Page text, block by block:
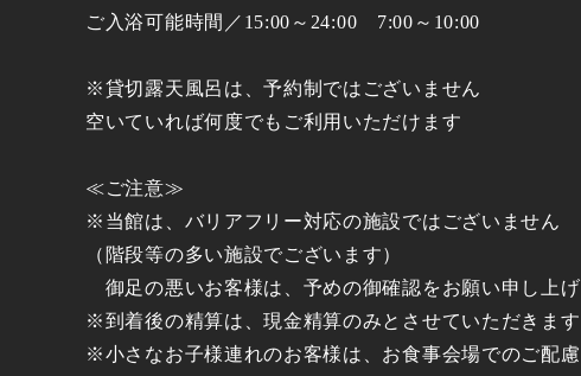
ご入浴可能時間／15:00～24:00 7:00～10:00
※貸切露天風呂は、予約制ではございません
空いていれば何度でもご利用いただけます
≪ご注意≫
※当館は、バリアフリー対応の施設ではございません
（階段等の多い施設でございます）
御足の悪いお客様は、予めの御確認をお願い申し上
※到着後の精算は、現金精算のみとさせていただきます
※小さなお子様連れのお客様は、お食事会場でのご配